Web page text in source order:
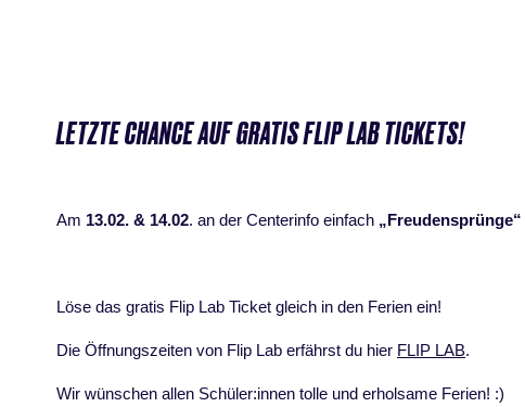
LETZTE CHANCE AUF GRATIS FLIP LAB TICKETS!
Am 13.02. & 14.02. an der Centerinfo einfach „Freudensprünge“
Löse das gratis Flip Lab Ticket gleich in den Ferien ein!
Die Öffnungszeiten von Flip Lab erfährst du hier FLIP LAB.
Wir wünschen allen Schüler:innen tolle und erholsame Ferien! :)